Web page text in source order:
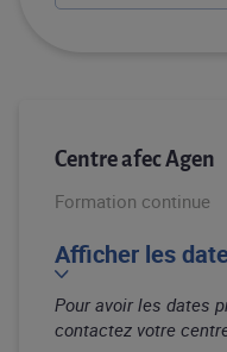
Centre afec Agen
Formation continue
Afficher les
Pour avoir les dates
contactez votre